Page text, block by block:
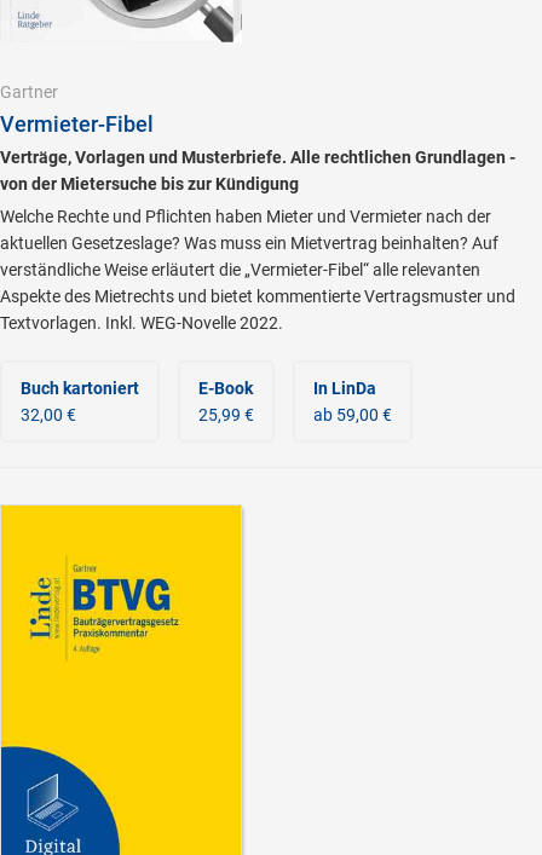
Gartner
Vermieter-Fibel
Verträge, Vorlagen und Musterbriefe. Alle rechtlichen Grundlagen -
von der Mietersuche bis zur Kündigung
Welche Rechte und Pflichten haben Mieter und Vermieter nach der
aktuellen Gesetzeslage? Was muss ein Mietvertrag beinhalten? Auf
verständliche Weise erläutert die „Vermieter-Fibel“ alle relevanten
Aspekte des Mietrechts und bietet kommentierte Vertragsmuster und
Textvorlagen. Inkl. WEG-Novelle 2022.
Buch kartoniert
32,00 €
E-Book
25,99 €
In LinDa
ab 59,00 €